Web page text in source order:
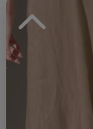
カラー